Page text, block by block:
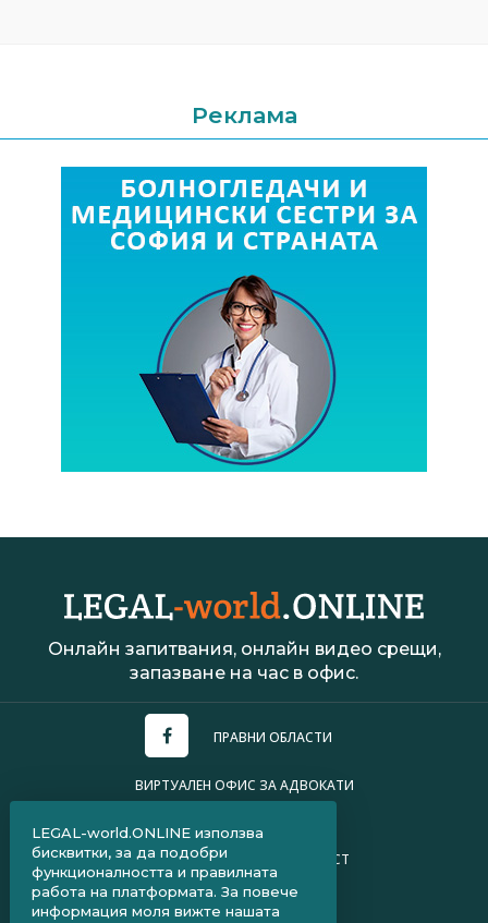
Реклама
Онлайн запитвания, онлайн видео срещи,
запазване на час в офис.
ПРАВНИ ОБЛАСТИ
ВИРТУАЛЕН ОФИС ЗА АДВОКАТИ
ПОЛИТИКА ЗА ПОВЕРИТЕЛНОСТ
ЧЗВ ЗА КЛИЕНТИ
LEGAL-world.ONLINE използва
бисквитки, за да подобри
функционалността и правилната
работа на платформата. За повече
информация моля вижте нашата